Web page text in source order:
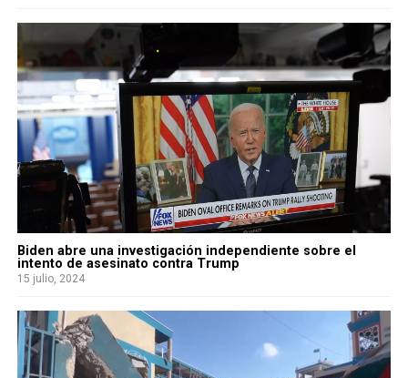
Biden abre una investigación independiente sobre el
intento de asesinato contra Trump
15 julio, 2024